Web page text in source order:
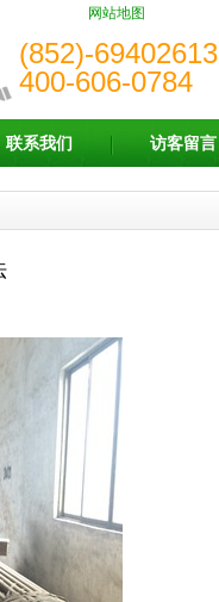
网站地图
(852)-69402613
400-606-0784
联系我们 访客留言